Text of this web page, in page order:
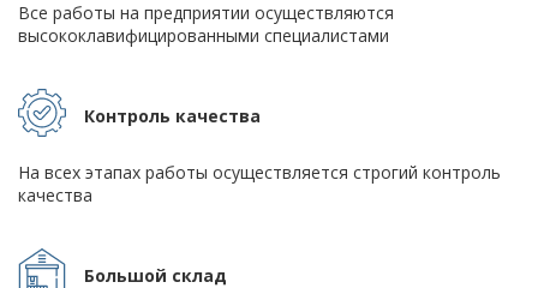
Все работы на предприятии осуществляются
высококлавифицированными специалистами
Контроль качества
На всех этапах работы осуществляется строгий контроль
качества
Большой склад